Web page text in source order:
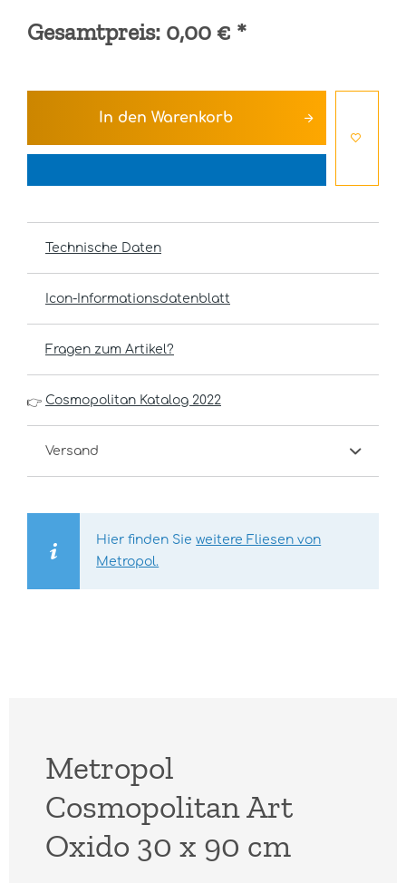
Gesamtpreis: 0,00 € *
In den Warenkorb
Technische Daten
Icon-Informationsdatenblatt
Fragen zum Artikel?
👉 Cosmopolitan Katalog 2022
Versand
Hier finden Sieweitere Fliesen von
Metropol.
Metropol
Cosmopolitan Art
Oxido 30 x 90 cm